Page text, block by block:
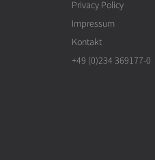
Privacy Policy
Impressum
Kontakt
+49 (0)234 369177-0